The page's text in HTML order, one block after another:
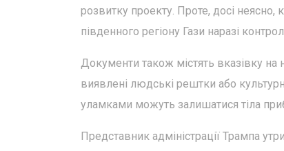
розвитку проекту. Проте, досі
південного регіону Гази наразі
Документи також містять вказівку на
виявлені людські рештки або
уламками можуть залишатися тіла
Представник адміністрації Трампа